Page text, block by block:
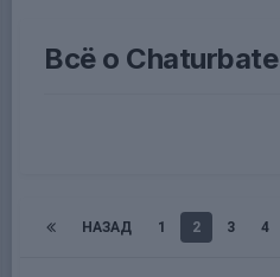
Всё о Chaturbate
НАЗАД 1 2 3 4